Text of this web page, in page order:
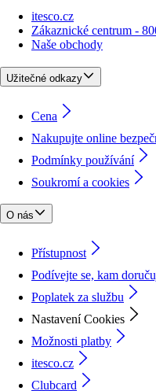
itesco.cz
Zákaznické centrum -
Naše obchody
Užitečné odkazy
Cena
Nakupujte online
Podmínky používání
Soukromí a cookies
O nás
Přístupnost
Podívejte se, kam
Poplatek za službu
Nastavení Cookies
Možnosti platby
itesco.cz
Clubcard